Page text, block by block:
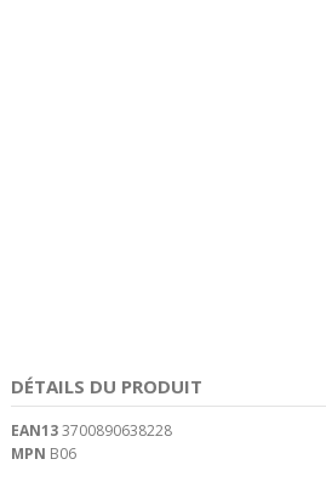
DÉTAILS DU PRODUIT
EAN133700890638228
MPN B06